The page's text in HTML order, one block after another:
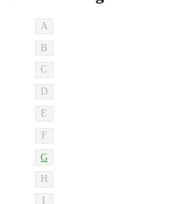
A
B
C
D
E
F
G
H
I